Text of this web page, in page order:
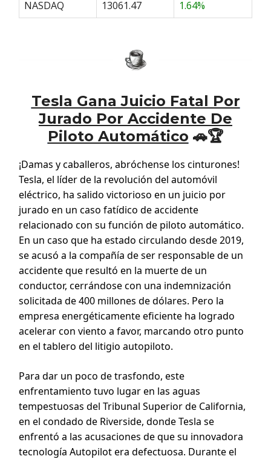
NASDAQ
13061.47 1.64%
Tesla Gana Juicio Fatal Por
Jurado Por Accidente De
Piloto Automático 🚗🏆
¡Damas y caballeros, abróchense los cinturones!
Tesla, el líder de la revolución del automóvil
eléctrico, ha salido victorioso en un juicio por
jurado en un caso fatídico de accidente
relacionado con su función de piloto automático.
En un caso que ha estado circulando desde 2019,
se acusó a la compañía de ser responsable de un
accidente que resultó en la muerte de un
conductor, cerrándose con una indemnización
solicitada de 400 millones de dólares. Pero la
empresa energéticamente eficiente ha logrado
acelerar con viento a favor, marcando otro punto
en el tablero del litigio autopiloto.
Para dar un poco de trasfondo, este
enfrentamiento tuvo lugar en las aguas
tempestuosas del Tribunal Superior de California,
en el condado de Riverside, donde Tesla se
enfrentó a las acusaciones de que su innovadora
tecnología Autopilot era defectuosa. Durante el